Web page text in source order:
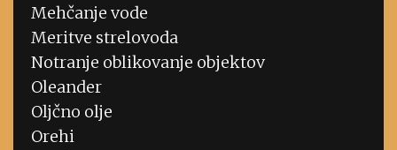
Mehčanje vode
Meritve strelovoda
Notranje oblikovanje objektov
Oleander
Oljčno olje
Orehi